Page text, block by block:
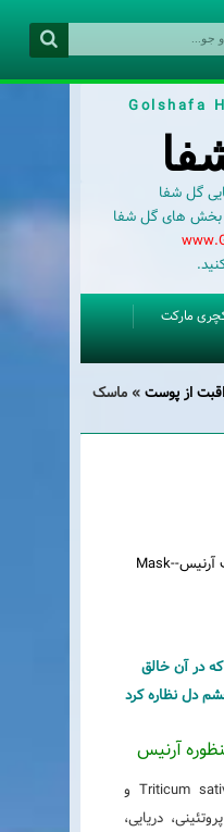
Golshafa
گل شفا
بخش های گل شفا
مارکت
از پوست» ماسک
در آن خالق
دل نظاره کرد
آرنیس
تهیه شده از گیاه Triticum sativum و
دریایی،